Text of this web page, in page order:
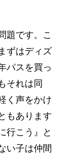
題です。こ
ずはディズ
パスを買っ
それは同
く声をかけ
もあります
行こう』と
い子は仲間